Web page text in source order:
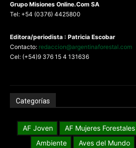
Grupo Misiones Online.Com SA
Tel: +54 (0376) 4425800
Editora/periodista : Patricia Escobar
Contacto: redaccion@argentinaforestal.com
Cel: (+54)9 376 15 4 131636
Categorías
AF Joven AF Mujeres Forestales
Ambiente
Aves del Mundo